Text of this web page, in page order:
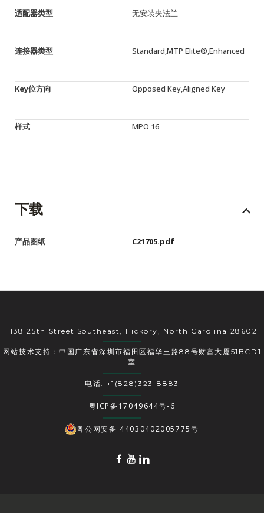
适配器类型 无安装夹法兰
连接器类型 Standard,MTP Elite®,Enhanced
Key位方向 Opposed Key,Aligned Key
样式 MPO 16
下载
产品图纸 C21705.pdf
1138 25th Street Southeast, Hickory, North Carolina 28602
网站技术支持：中国广东省深圳市福田区福华三路88号财富大厦51BCD1
室
电话: +1(828)323-8883
粤ICP备17049644号-6
粤公网安备 44030402005775号